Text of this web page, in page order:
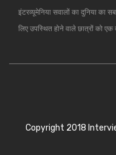
इंटरव्यूमेनिया सवालों का दुनिया का
लिए उपस्थित होने वाले छात्रों को एक
Copyright 2018